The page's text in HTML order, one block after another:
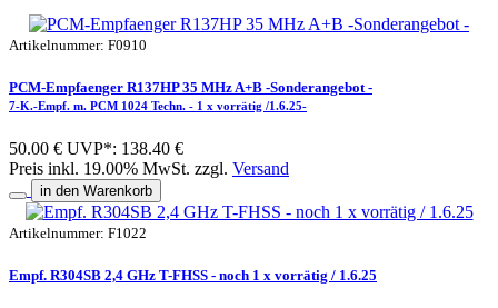
Artikelnummer: F0910
PCM-Empfaenger R137HP 35 MHz A+B -Sonderangebot -
7-K.-Empf. m. PCM 1024 Techn. - 1 x vorrätig /1.6.25-
50.00 € UVP*: 138.40 €
Preis inkl. 19.00% MwSt. zzgl. Versand
in den Warenkorb
Artikelnummer: F1022
Empf. R304SB 2,4 GHz T-FHSS - noch 1 x vorrätig / 1.6.25